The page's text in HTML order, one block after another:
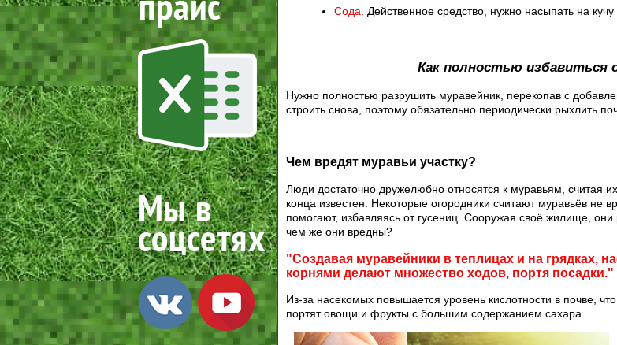
Сода. Действенное средство, нужно насыпать на кучу
Как полностью избавиться
Нужно полностью разрушить муравейник, перекопав с
строить снова, поэтому обязательно периодически рыхлить
Чем вредят муравьи участку?
Люди достаточно дружелюбно относятся к муравьям, считая
конца известен. Некоторые огородники считают муравьёв
помогают, избавляясь от гусениц. Сооружая своё жилище,
чем же они вредны?
"Создавая муравейники в теплицах и на грядках,
корнями делают множество ходов, портя посадки."
Из-за насекомых повышается уровень кислотности в почве,
портят овощи и фрукты с большим содержанием сахара.